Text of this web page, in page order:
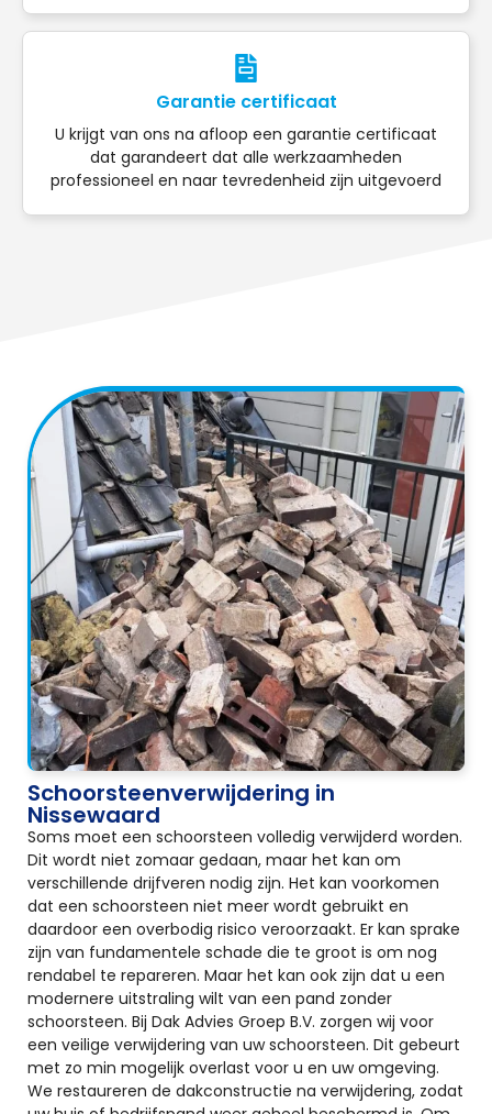
Garantie certificaat
U krijgt van ons na afloop een garantie certificaat
dat garandeert dat alle werkzaamheden
professioneel en naar tevredenheid zijn uitgevoerd
Schoorsteenverwijdering in
Nissewaard
Soms moet een schoorsteen volledig verwijderd worden.
Dit wordt niet zomaar gedaan, maar het kan om
verschillende drijfveren nodig zijn. Het kan voorkomen
dat een schoorsteen niet meer wordt gebruikt en
daardoor een overbodig risico veroorzaakt. Er kan sprake
zijn van fundamentele schade die te groot is om nog
rendabel te repareren. Maar het kan ook zijn dat u een
modernere uitstraling wilt van een pand zonder
schoorsteen. Bij Dak Advies Groep B.V. zorgen wij voor
een veilige verwijdering van uw schoorsteen. Dit gebeurt
met zo min mogelijk overlast voor u en uw omgeving.
We restaureren de dakconstructie na verwijdering, zodat